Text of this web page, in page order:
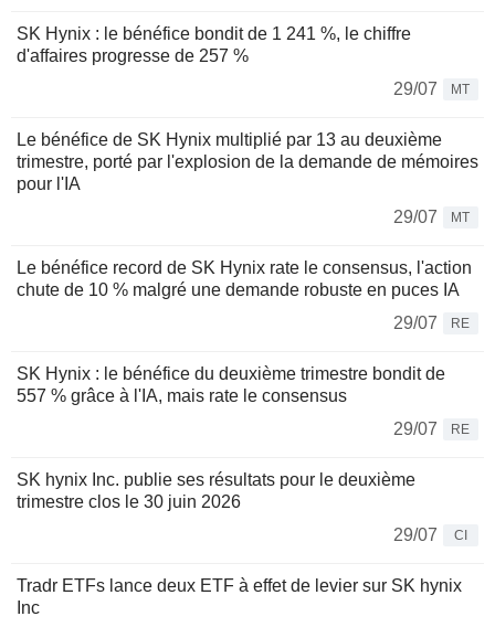
SK Hynix : le bénéfice bondit de 1 241 %, le chiffre
d'affaires progresse de 257 %
29/07
MT
Le bénéfice de SK Hynix multiplié par 13 au deuxième
trimestre, porté par l'explosion de la demande de mémoires
pour l'IA
29/07
MT
Le bénéfice record de SK Hynix rate le consensus, l'action
chute de 10 % malgré une demande robuste en puces IA
29/07
RE
SK Hynix : le bénéfice du deuxième trimestre bondit de
557 % grâce à l'IA, mais rate le consensus
29/07
RE
SK hynix Inc. publie ses résultats pour le deuxième
trimestre clos le 30 juin 2026
29/07
CI
Tradr ETFs lance deux ETF à effet de levier sur SK hynix
Inc